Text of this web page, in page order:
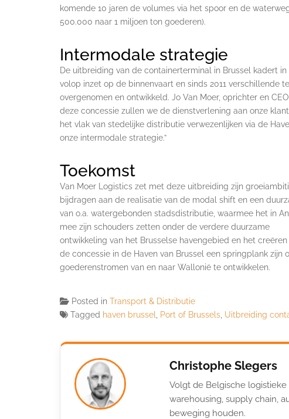
komende 10 jaren de volumes via het spoor en de
500.000 naar 1 miljoen ton goederen).
Intermodale strategie
De uitbreiding van de containerterminal in Brussel kadert
volop inzet op de binnenvaart en sinds 2011 verschillende
overgenomen en ontwikkeld. Jo Van Moer, oprichter en
deze concessie zullen we de dienstverlening aan onze
het vlak van stedelijke distributie verwezenlijken via de
onze intermodale strategie.”
Toekomst
Van Moer Logistics zet met deze uitbreiding zijn
bijdragen aan de realisatie van de modal shift en een
van o.a. watergebonden stadsdistributie, waarmee het in
mee zijn schouders zetten onder de verdere duurzame
ontwikkeling van het Brusselse havengebied en het
de concessie in de Haven van Brussel een springplank zijn
goederenstromen van en naar Wallonië te ontwikkelen.
Posted in Transport & Distributie
Tagged haven brussel Port of Brussels Uitbreiding
Christophe Slegers
Volgt de Belgische
warehousing, supply chain,
beweging houden.